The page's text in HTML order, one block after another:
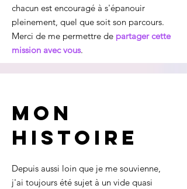
chacun est encouragé à s'épanouir
pleinement, quel que soit son parcours.
Merci de me permettre de partager cette
mission avec vous.
Mon
histoire
Depuis aussi loin que je me souvienne,
j'ai toujours été sujet à un vide quasi